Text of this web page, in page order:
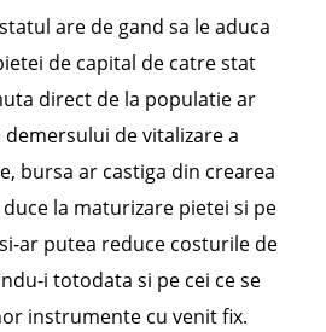
are de gand sa le aduca
de capital de catre stat
direct de la populatie ar
de vitalizare a
bursa ar castiga din crearea
la maturizare pietei si pe
ar putea reduce costurile de
i totodata si pe cei ce se
instrumente cu venit fix.